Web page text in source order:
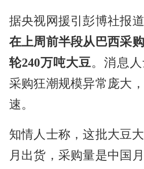
据央视网援引彭博社报道
在上周前半段从巴西采
轮240万吨大豆。消息
采购狂潮规模异常庞大
速。
知情人士称，这批大豆
月出货，采购量是中国